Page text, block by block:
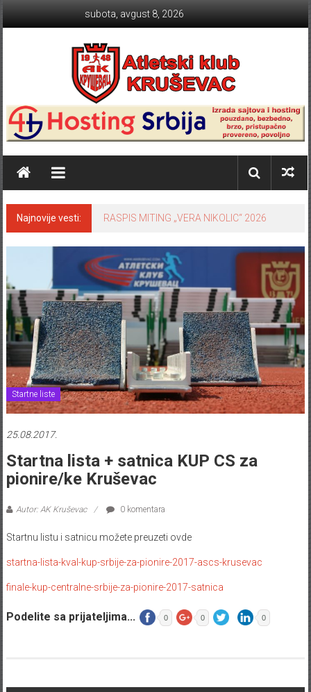
subota, avgust 8, 2026
Atletski klub KRUŠEVAC
Najnovije vesti: RASPIS MITING „VERA NIKOLIC“ 2026
Startne liste
25.08.2017.
Startna lista + satnica KUP CS za
pionire/ke Kruševac
Autor: AK Kruševac 0 komentara
Startnu listu i satnicu možete preuzeti ovde
startna-lista-kval-kup-srbije-za-pionire-2017-ascs-krusevac
finale-kup-centralne-srbije-za-pionire-2017-satnica
Podelite sa prijateljima... 0 0 0